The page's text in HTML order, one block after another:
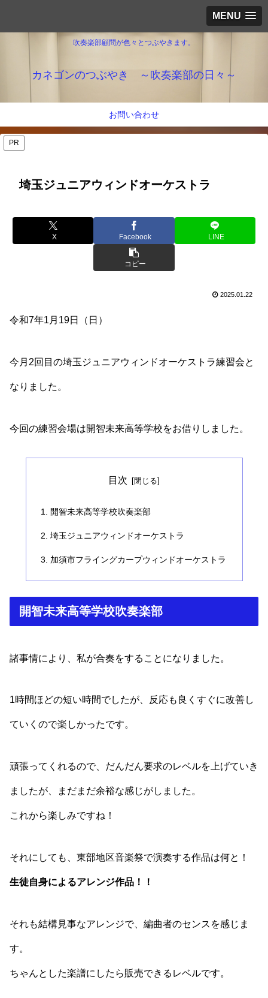
MENU
吹奏楽部顧問が色々とつぶやきます。
カネゴンのつぶやき ～吹奏楽部の日々～
お問い合わせ
PR
埼玉ジュニアウィンドオーケストラ
X Facebook LINE
コピー
2025.01.22
令和7年1月19日（日）
今月2回目の埼玉ジュニアウィンドオーケストラ練習会と
なりました。
今回の練習会場は開智未来高等学校をお借りしました。
目次
開智未来高等学校吹奏楽部
埼玉ジュニアウィンドオーケストラ
加須市フライングカープウィンドオーケストラ
開智未来高等学校吹奏楽部
諸事情により、私が合奏をすることになりました。
1時間ほどの短い時間でしたが、反応も良くすぐに改善し
ていくので楽しかったです。
頑張ってくれるので、だんだん要求のレベルを上げていき
ましたが、まだまだ余裕な感じがしました。
これから楽しみですね！
それにしても、東部地区音楽祭で演奏する作品は何と！
生徒自身によるアレンジ作品！！
それも結構見事なアレンジで、編曲者のセンスを感じま
す。
ちゃんとした楽譜にしたら販売できるレベルです。